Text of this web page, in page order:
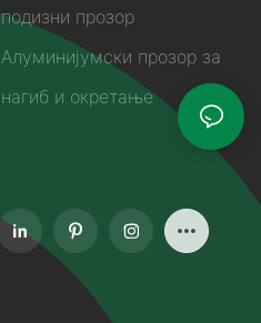
подизни прозор
Алуминијумски прозор за
нагиб и окретање